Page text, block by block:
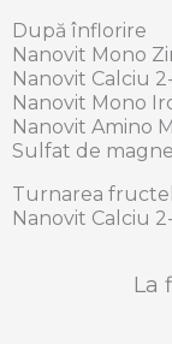
După înflorire
Nanovit Mono
Nanovit Calciu
Nanovit Mono
Nanovit Amino
Sulfat de
Turnarea
Nanovit Calciu
La